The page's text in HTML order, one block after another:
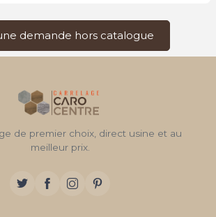
demande hors catalogue
de premier choix, direct usine et au
meilleur prix.